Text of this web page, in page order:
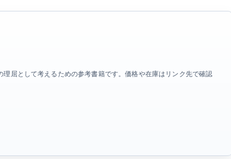
え
屈として考えるための参考書籍です。価格や在庫はリンク先で確認